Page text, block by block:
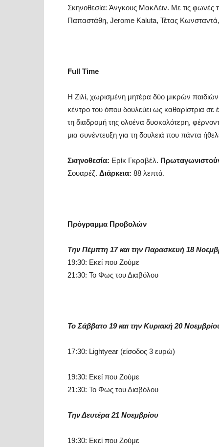
Σκηνοθεσία: Άνγκους ΜακΛέιν. Με τις φωνές
Παπαστάθη, Jerome Kaluta, Τέτας
Full Time
Η Ζιλί, χωρισμένη μητέρα δύο μικρών
κέντρο του όπου δουλεύει ως καθαρίστρια
τη διαδρομή της ολοένα δυσκολότερη,
μια συνέντευξη για τη δουλειά που πάντα
Σκηνοθεσία: Ερίκ Γκραβέλ.
Σουαρέζ. Διάρκεια: 88 λεπτά.
Πρόγραμμα Προβολών
Την Πέμπτη 17 και την Παρασκευή 18
19:30: Εκεί που Ζούμε
21:30: Το Φως του Διαβόλου
Το Σάββατο 19 και τηνΚυριακή 20
17:30: Lightyear (είσοδος 3 ευρώ)
19:30: Εκεί που Ζούμε
21:30: Το Φως του Διαβόλου
Την Δευτέρα 21 Νοεμβρίου
19:30: Εκεί που Ζούμε